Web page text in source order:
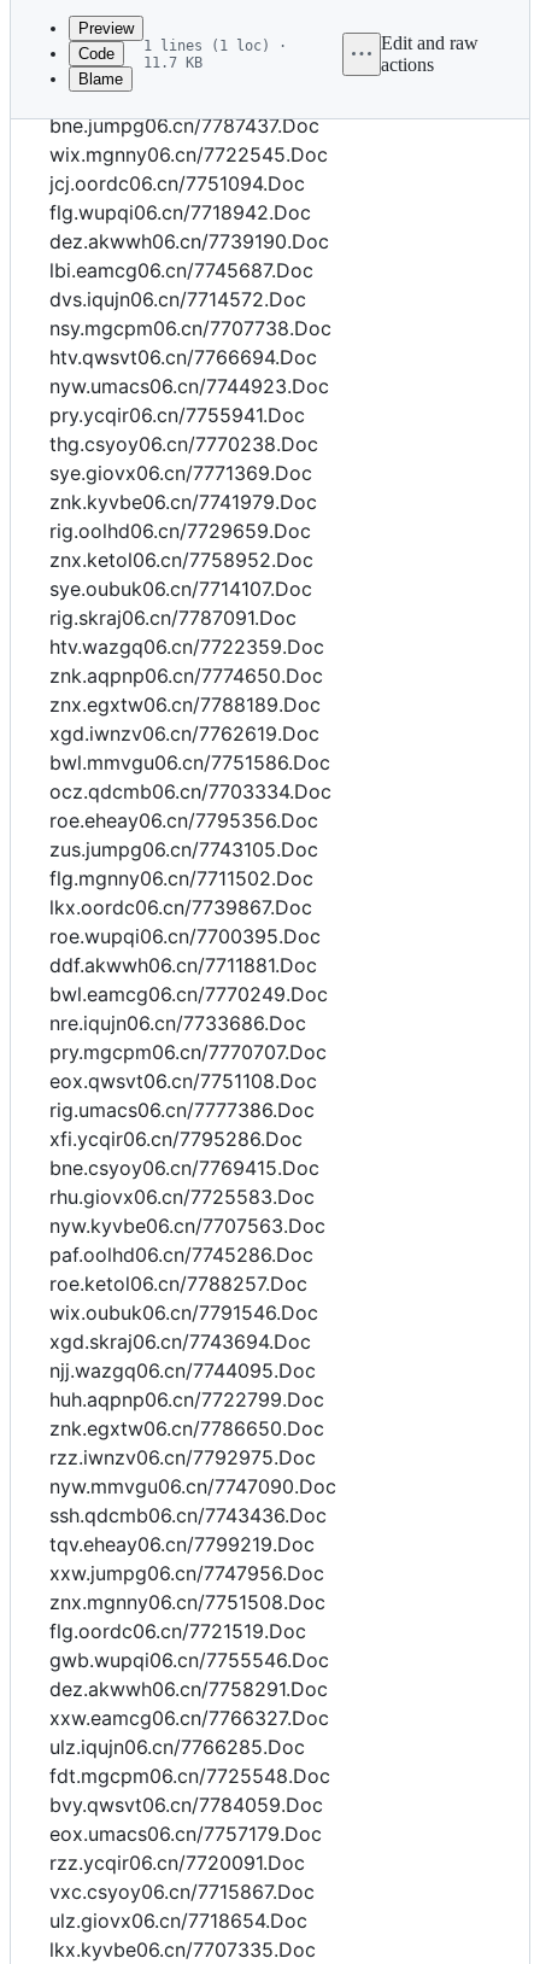
commit
metadata
and
controls
Preview
Code
Blame
1 lines (1 loc) ·
11.7 KB
Edit and raw
actions
nsy.eheay06.cn/7747726.Doc
bne.jumpg06.cn/7787437.Doc
wix.mgnny06.cn/7722545.Doc
jcj.oordc06.cn/7751094.Doc
flg.wupqi06.cn/7718942.Doc
dez.akwwh06.cn/7739190.Doc
lbi.eamcg06.cn/7745687.Doc
dvs.iqujn06.cn/7714572.Doc
nsy.mgcpm06.cn/7707738.Doc
htv.qwsvt06.cn/7766694.Doc
nyw.umacs06.cn/7744923.Doc
pry.ycqir06.cn/7755941.Doc
thg.csyoy06.cn/7770238.Doc
sye.giovx06.cn/7771369.Doc
znk.kyvbe06.cn/7741979.Doc
rig.oolhd06.cn/7729659.Doc
znx.ketol06.cn/7758952.Doc
sye.oubuk06.cn/7714107.Doc
rig.skraj06.cn/7787091.Doc
htv.wazgq06.cn/7722359.Doc
znk.aqpnp06.cn/7774650.Doc
znx.egxtw06.cn/7788189.Doc
xgd.iwnzv06.cn/7762619.Doc
bwl.mmvgu06.cn/7751586.Doc
ocz.qdcmb06.cn/7703334.Doc
roe.eheay06.cn/7795356.Doc
zus.jumpg06.cn/7743105.Doc
flg.mgnny06.cn/7711502.Doc
lkx.oordc06.cn/7739867.Doc
roe.wupqi06.cn/7700395.Doc
ddf.akwwh06.cn/7711881.Doc
bwl.eamcg06.cn/7770249.Doc
nre.iqujn06.cn/7733686.Doc
pry.mgcpm06.cn/7770707.Doc
eox.qwsvt06.cn/7751108.Doc
rig.umacs06.cn/7777386.Doc
xfi.ycqir06.cn/7795286.Doc
bne.csyoy06.cn/7769415.Doc
rhu.giovx06.cn/7725583.Doc
nyw.kyvbe06.cn/7707563.Doc
paf.oolhd06.cn/7745286.Doc
roe.ketol06.cn/7788257.Doc
wix.oubuk06.cn/7791546.Doc
xgd.skraj06.cn/7743694.Doc
njj.wazgq06.cn/7744095.Doc
huh.aqpnp06.cn/7722799.Doc
znk.egxtw06.cn/7786650.Doc
rzz.iwnzv06.cn/7792975.Doc
nyw.mmvgu06.cn/7747090.Doc
ssh.qdcmb06.cn/7743436.Doc
tqv.eheay06.cn/7799219.Doc
xxw.jumpg06.cn/7747956.Doc
znx.mgnny06.cn/7751508.Doc
flg.oordc06.cn/7721519.Doc
gwb.wupqi06.cn/7755546.Doc
dez.akwwh06.cn/7758291.Doc
xxw.eamcg06.cn/7766327.Doc
ulz.iqujn06.cn/7766285.Doc
fdt.mgcpm06.cn/7725548.Doc
bvy.qwsvt06.cn/7784059.Doc
eox.umacs06.cn/7757179.Doc
rzz.ycqir06.cn/7720091.Doc
vxc.csyoy06.cn/7715867.Doc
ulz.giovx06.cn/7718654.Doc
lkx.kyvbe06.cn/7707335.Doc